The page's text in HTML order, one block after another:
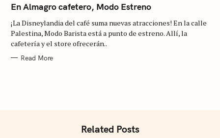
T
E
O
R
I
E
En Almagro cafetero, Modo Estreno
¡La Disneylandia del café suma nuevas atracciones! En la calle
Palestina, Modo Barista está a punto de estreno. Allí, la
cafetería y el store ofrecerán..
Read More
Related Posts